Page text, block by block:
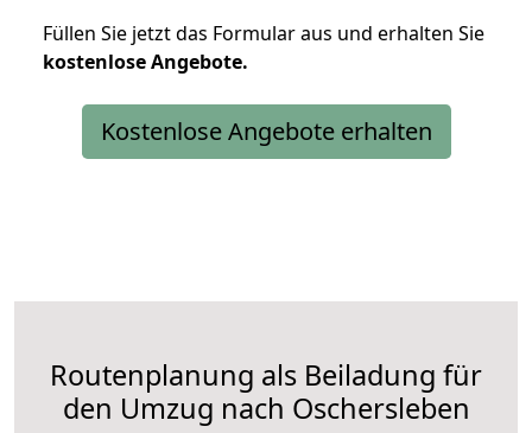
Füllen Sie jetzt das Formular aus und erhalten Sie
kostenloseAngebote.
Kostenlose Angebote erhalten
Routenplanung als Beiladung für
den Umzug nach Oschersleben